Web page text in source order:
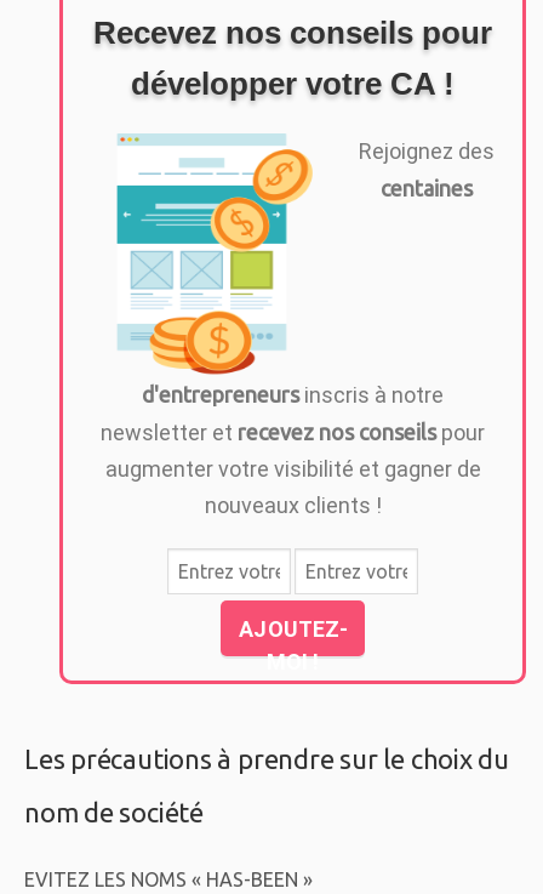
Recevez nos conseils pour
développer votre CA !
Rejoignez des
centaines
d'entrepreneursinscris à notre
newsletter et recevez nos conseilspour
augmenter votre visibilité et gagner de
nouveaux clients !
AJOUTEZ-
MOI !
Les précautions à prendre sur le choix du
nom de société
EVITEZ LES NOMS « HAS-BEEN »